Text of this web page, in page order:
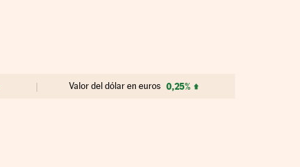
Valor del dólar en euros 0,25%